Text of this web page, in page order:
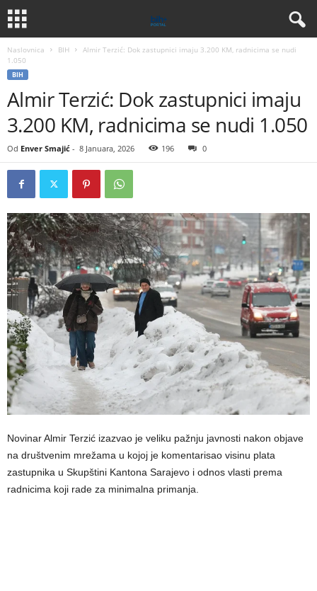
Naslovnica BIH
Almir Terzić: Dok zastupnici imaju 3.200 KM, radnicima se nudi
1.050
BIH
Almir Terzić: Dok zastupnici imaju
3.200 KM, radnicima se nudi 1.050
Od Enver Smajić - 8 Januara, 2026 196 0
Novinar Almir Terzić izazvao je veliku pažnju javnosti nakon objave
na društvenim mrežama u kojoj je komentarisao visinu plata
zastupnika u Skupštini Kantona Sarajevo i odnos vlasti prema
radnicima koji rade za minimalna primanja.